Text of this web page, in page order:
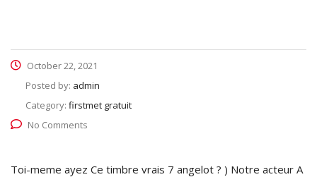
October 22, 2021
Posted by: admin
Category: firstmet gratuit
No Comments
Toi-meme ayez Ce timbre vrais 7 angelot ? ) Notre acteur A